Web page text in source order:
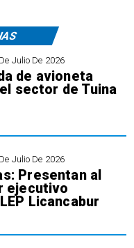
Julio De 2026
de avioneta
sector de Tuina
Julio De 2026
Presentan al
ejecutivo
Licancabur